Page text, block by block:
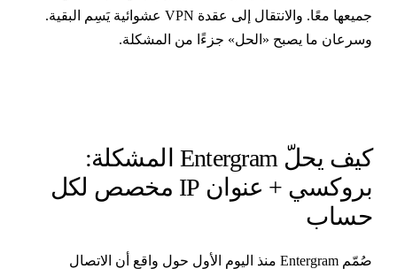
جميعها معًا. والانتقال إلى عقدة VPN عشوائية يَسِم البقية.
ما يصبح «الحل» جزءًا من المشكلة.
كيف يحلّ Entergram المشكلة:
بروكسي + عنوان IP مخصص لكل
صُمّم Entergram منذ اليوم الأول حول واقع أن الاتصال